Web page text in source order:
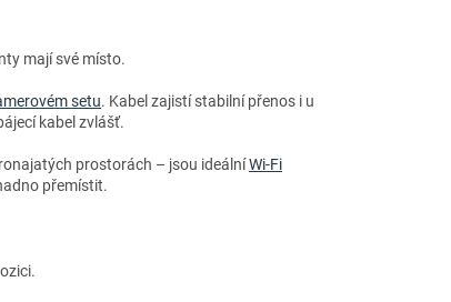
mají své místo.
setu. Kabel zajistí stabilní přenos i u
kabel zvlášť.
prostorách – jsou ideálníWi-Fi
přemístit.